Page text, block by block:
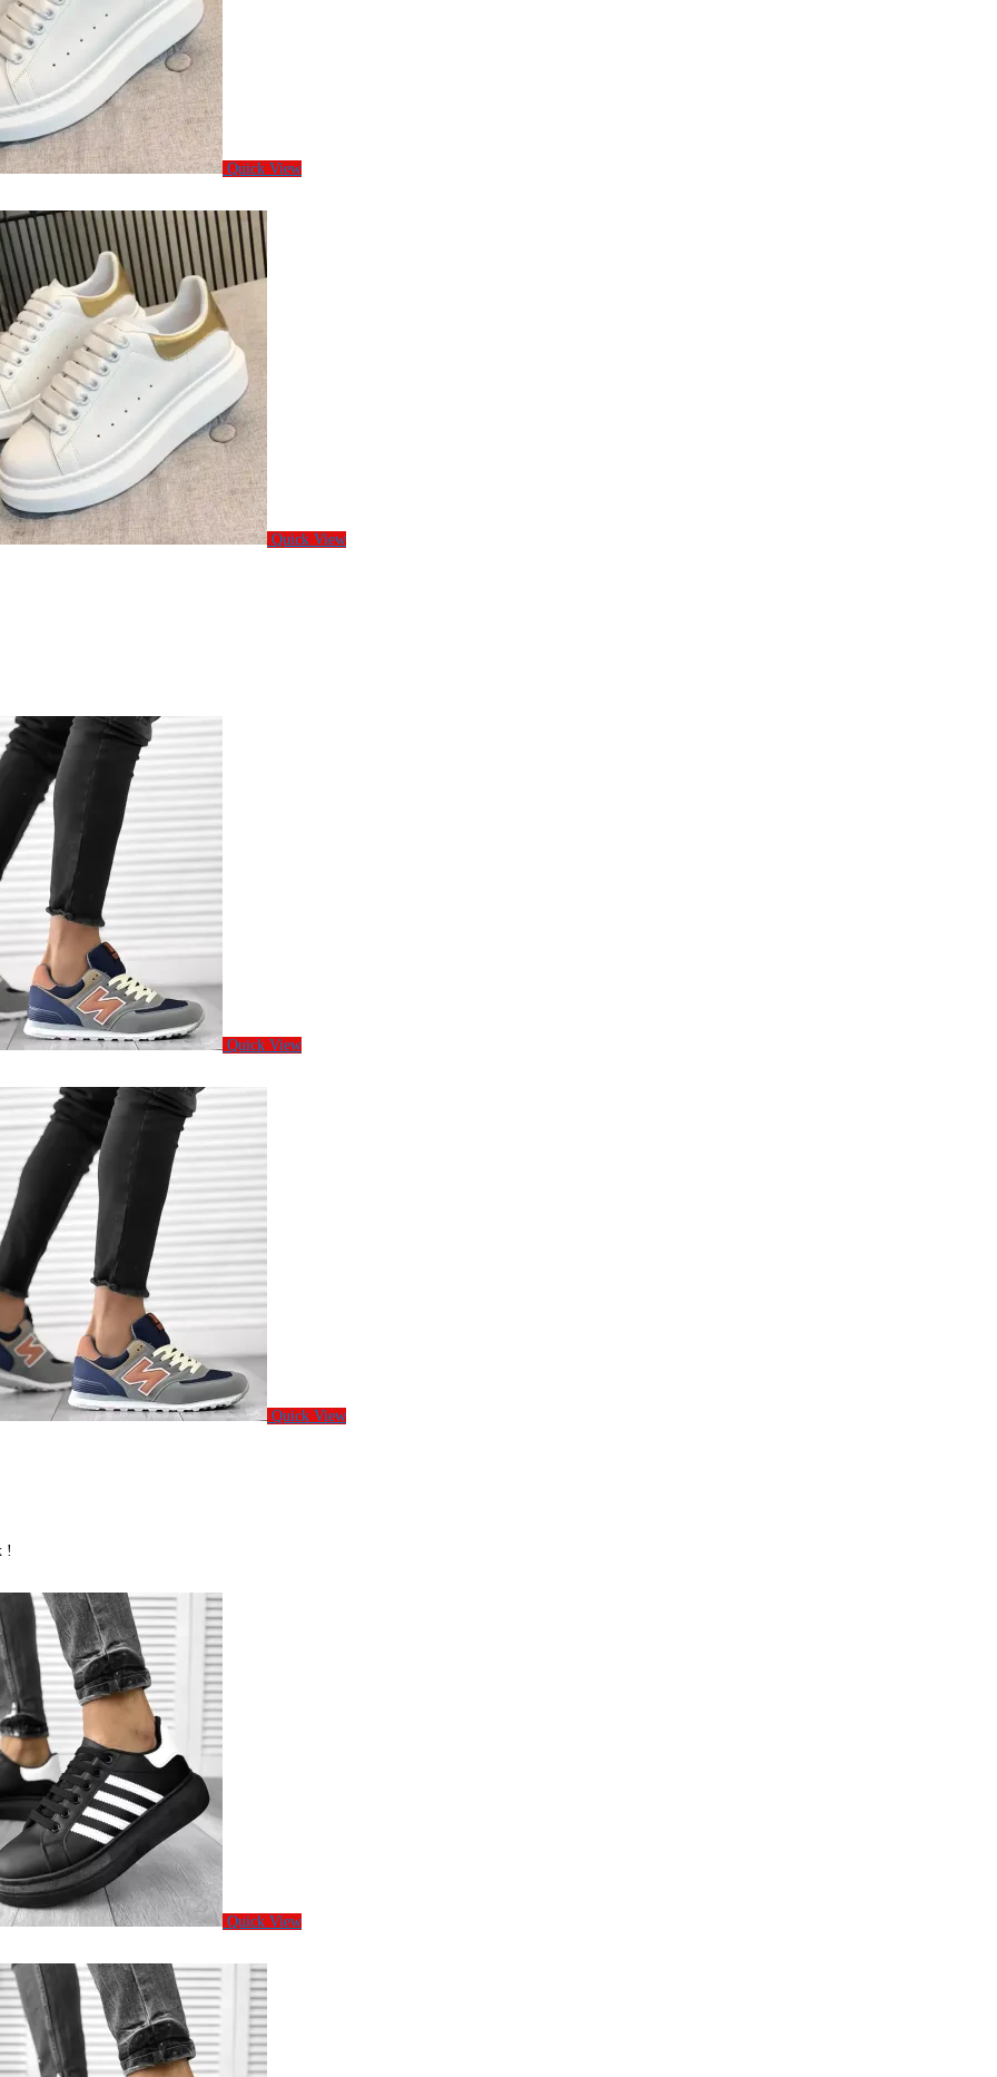
Quick View
Quick View
Quick View
Quick View
!
Quick View